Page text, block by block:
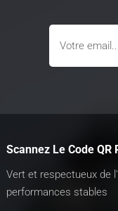
Scannez Le Code QR
Vert et respectueux de
performances stables